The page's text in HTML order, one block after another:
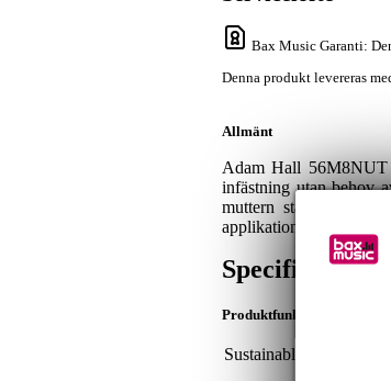
Bax Music Garanti:
Denna produkt levereras
Allmänt
Adam Hall 56M8NUT
infästning utan behov
muttern stadigt på
applikationer där säker
Specifikationer
Produktfunktioner
Sustainable product